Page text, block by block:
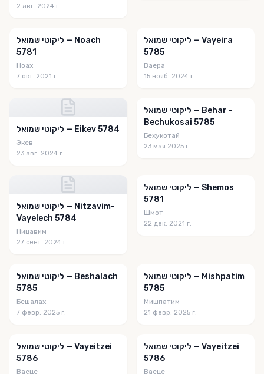
Perspectivas fascinantes
Project Likkutei Sichos
Projecto Likutei Sijot
Rabbi Vigler's Blog
Rabbi Wein's Weekly Blog
Rebbe Responsa
Reflections of Redemption
2 авг. 2024 г.
ליקוטי שמואל — Noach
5781
Ноах
7 окт. 2021 г.
ליקוטי שמואל — Vayeira
5785
Ваера
15 нояб. 2024 г.
ליקוטי שמואל — Eikev 5784
Экев
23 авг. 2024 г.
ליקוטי שמואל — Behar -
Bechukosai 5785
Бехукотай
23 мая 2025 г.
ליקוטי שמואל — Nitzavim-
Vayelech 5784
Ницавим
27 сент. 2024 г.
ליקוטי שמואל — Shemos
5781
Шмот
22 дек. 2021 г.
ליקוטי שמואל — Beshalach
5785
Бешалах
7 февр. 2025 г.
ליקוטי שמואל — Mishpatim
5785
Мишпатим
21 февр. 2025 г.
ליקוטי שמואל — Vayeitzei
5786
Ваеце
ליקוטי שמואל — Vayeitzei
5786
Ваеце